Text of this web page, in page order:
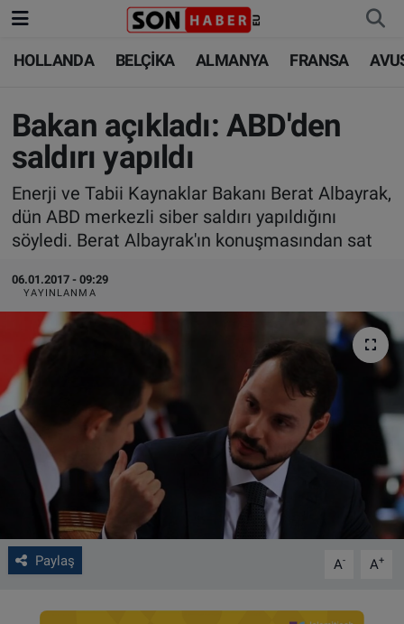
HOLLANDA BELÇİKA ALMANYA FRANSA
Bakan açıkladı: ABD'den
saldırı yapıldı
Enerji ve Tabii Kaynaklar Bakanı Berat Albayrak,
dün ABD merkezli siber saldırı yapıldığını
söyledi. Berat Albayrak'ın konuşmasından sat
06.01.2017 - 09:29
YAYINLANMA
Paylaş A- A+
HOLLANDA
BELÇİKA
ALMANYA
FRANSA
SAĞLIK - YAŞAM
BİLİM-TEKNOLOJİ
HOLLANDA
BELÇİKA
ALMANYA
TÜRKİYE
BİLİM-TEKNOLOJİ
SAĞLIK
FOTO GALERİ
VIDEO GALERİ
ALGEMENE VOORWAARDEN
CONTACT
Çerez Politikası
Nöbetçi Eczaneler
Hava Durumu
Trafik Durumu
Süper Lig Puan Durumu ve Fikstür
Son Dakika Haberleri
Haber Arşivi